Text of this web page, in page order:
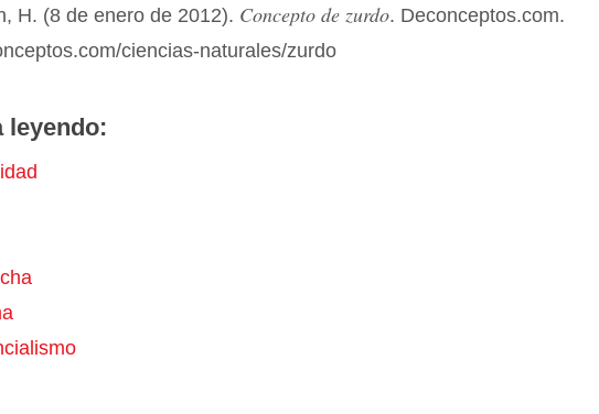
H. (8 de enero de 2012). Concepto de zurdo. Deconceptos.com.
ciencias-naturales/zurdo
leyendo: